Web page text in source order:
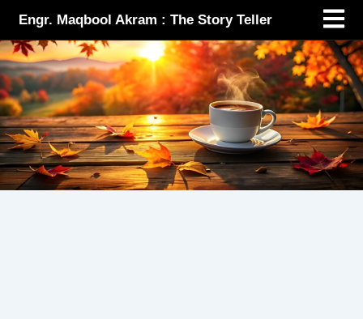
content
Engr. Maqbool Akram : The Story Teller
Menu